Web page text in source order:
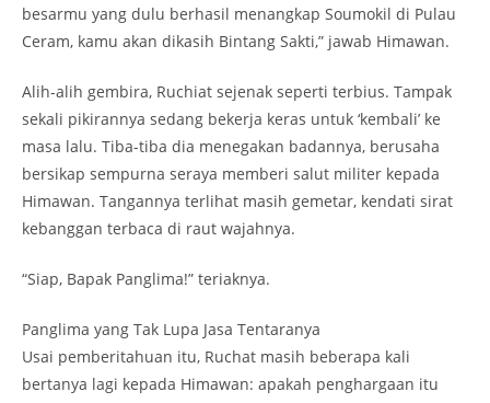
besarmu yang dulu berhasil menangkap Soumokil di Pulau
Ceram, kamu akan dikasih Bintang Sakti,” jawab Himawan.
Alih-alih gembira, Ruchiat sejenak seperti terbius. Tampak
sekali pikirannya sedang bekerja keras untuk ‘kembali’ ke
masa lalu. Tiba-tiba dia menegakan badannya, berusaha
bersikap sempurna seraya memberi salut militer kepada
Himawan. Tangannya terlihat masih gemetar, kendati sirat
kebanggan terbaca di raut wajahnya.
“Siap, Bapak Panglima!” teriaknya.
Panglima yang Tak Lupa Jasa Tentaranya
Usai pemberitahuan itu, Ruchat masih beberapa kali
bertanya lagi kepada Himawan: apakah penghargaan itu